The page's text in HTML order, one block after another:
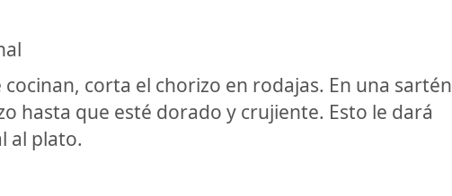
cocinan, corta el chorizo en rodajas. En una sartén
hasta que esté dorado y crujiente. Esto le dará
al plato.